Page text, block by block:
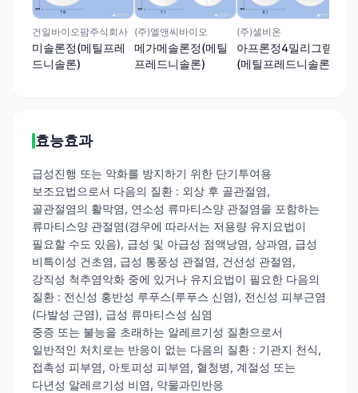
건일바이오팜주식회사
미솔론정(메틸프레
드니솔론)
(주)엘앤씨바이오
메가메솔론정(메틸
프레드니솔론)
(주)셀비온
아프론정4밀리그램
(메틸프레드니솔론)
효능효과
급성진행 또는 악화를 방지하기 위한 단기투여용
보조요법으로서 다음의 질환 : 외상 후 골관절염,
골관절염의 활막염, 연소성 류마티스양 관절염을 포함하는
류마티스양 관절염(경우에 따라서는 저용량 유지요법이
필요할 수도 있음), 급성 및 아급성 점액낭염, 상과염, 급성
비특이성 건초염, 급성 통풍성 관절염, 건선성 관절염,
강직성 척추염악화 중에 있거나 유지요법이 필요한 다음의
질환 : 전신성 홍반성 루푸스(루푸스 신염), 전신성 피부근염
(다발성 근염), 급성 류마티스성 심염
중증 또는 불능을 초래하는 알레르기성 질환으로서
일반적인 처치로는 반응이 없는 다음의 질환 : 기관지 천식,
접촉성 피부염, 아토피성 피부염, 혈청병, 계절성 또는
다년성 알레르기성 비염, 약물과민반응